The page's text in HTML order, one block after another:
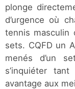
plonge
d’urgence où
tennis masculin
sets. CQFD un
menés d’un
s’inquiéter
avantage aux